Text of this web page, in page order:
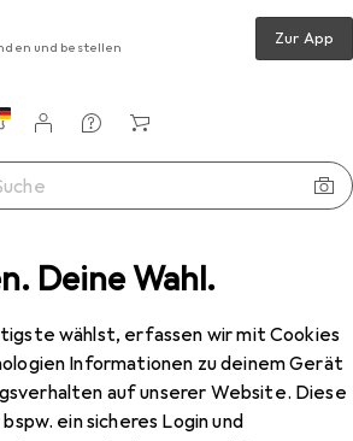
Deine Wahl.
wählst, erfassen wir mit Cookies
Informationen zu deinem Gerät
auf unserer Website. Diese
ein sicheres Login und
und bestellen Zur App
integriertes Display, inkl.
Dockcase USB-C® Dockingstation
DPB61L-EB Universal integriertes
Display, inkl.
USB-C, 6 Ports